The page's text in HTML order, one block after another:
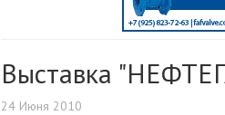
Выставка
24 Июня 2010